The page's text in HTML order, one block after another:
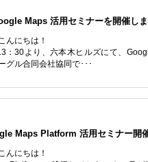
Maps 活用セミナーを開催しま
んにちは！
30より、六本木ヒルズにて、
グル合同会社協同で･･･
Maps Platform 活用セミナー開
んにちは！